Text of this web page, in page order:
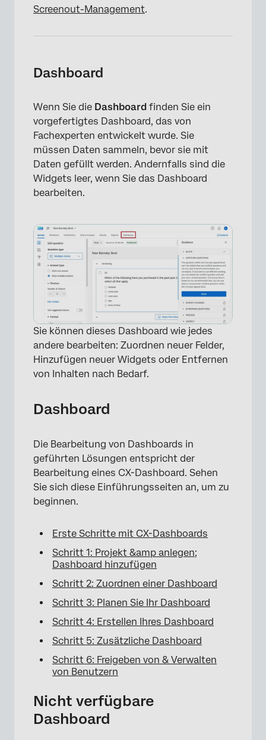
Screenout-Management.
Dashboard
Wenn Sie die Dashboard finden Sie ein
vorgefertigtes Dashboard, das von
Fachexperten entwickelt wurde. Sie
müssen Daten sammeln, bevor sie mit
Daten gefüllt werden. Andernfalls sind die
Widgets leer, wenn Sie das Dashboard
bearbeiten.
Sie können dieses Dashboard wie jedes
andere bearbeiten: Zuordnen neuer Felder,
Hinzufügen neuer Widgets oder Entfernen
von Inhalten nach Bedarf.
Dashboard
Die Bearbeitung von Dashboards in
geführten Lösungen entspricht der
Bearbeitung eines CX-Dashboard. Sehen
Sie sich diese Einführungsseiten an, um zu
beginnen.
Erste Schritte mit CX-Dashboards
Schritt 1: Projekt &amp anlegen;
Dashboard hinzufügen
Schritt 2: Zuordnen einer Dashboard
Schritt 3: Planen Sie Ihr Dashboard
Schritt 4: Erstellen Ihres Dashboard
Schritt 5: Zusätzliche Dashboard
Schritt 6: Freigeben von & Verwalten
von Benutzern
Nicht verfügbare
Dashboard